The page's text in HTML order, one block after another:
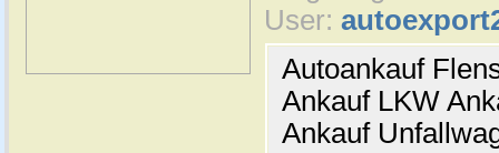
User:
Autoankauf
Ankauf LKW
Ankauf